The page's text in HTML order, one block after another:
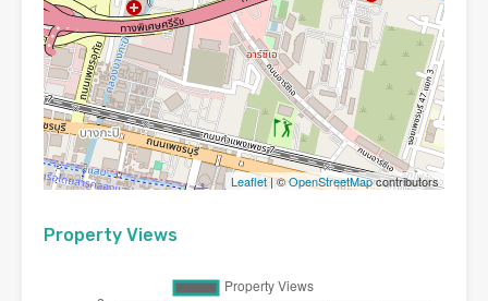
Leaflet| ©OpenStreetMapcontributors
Property Views